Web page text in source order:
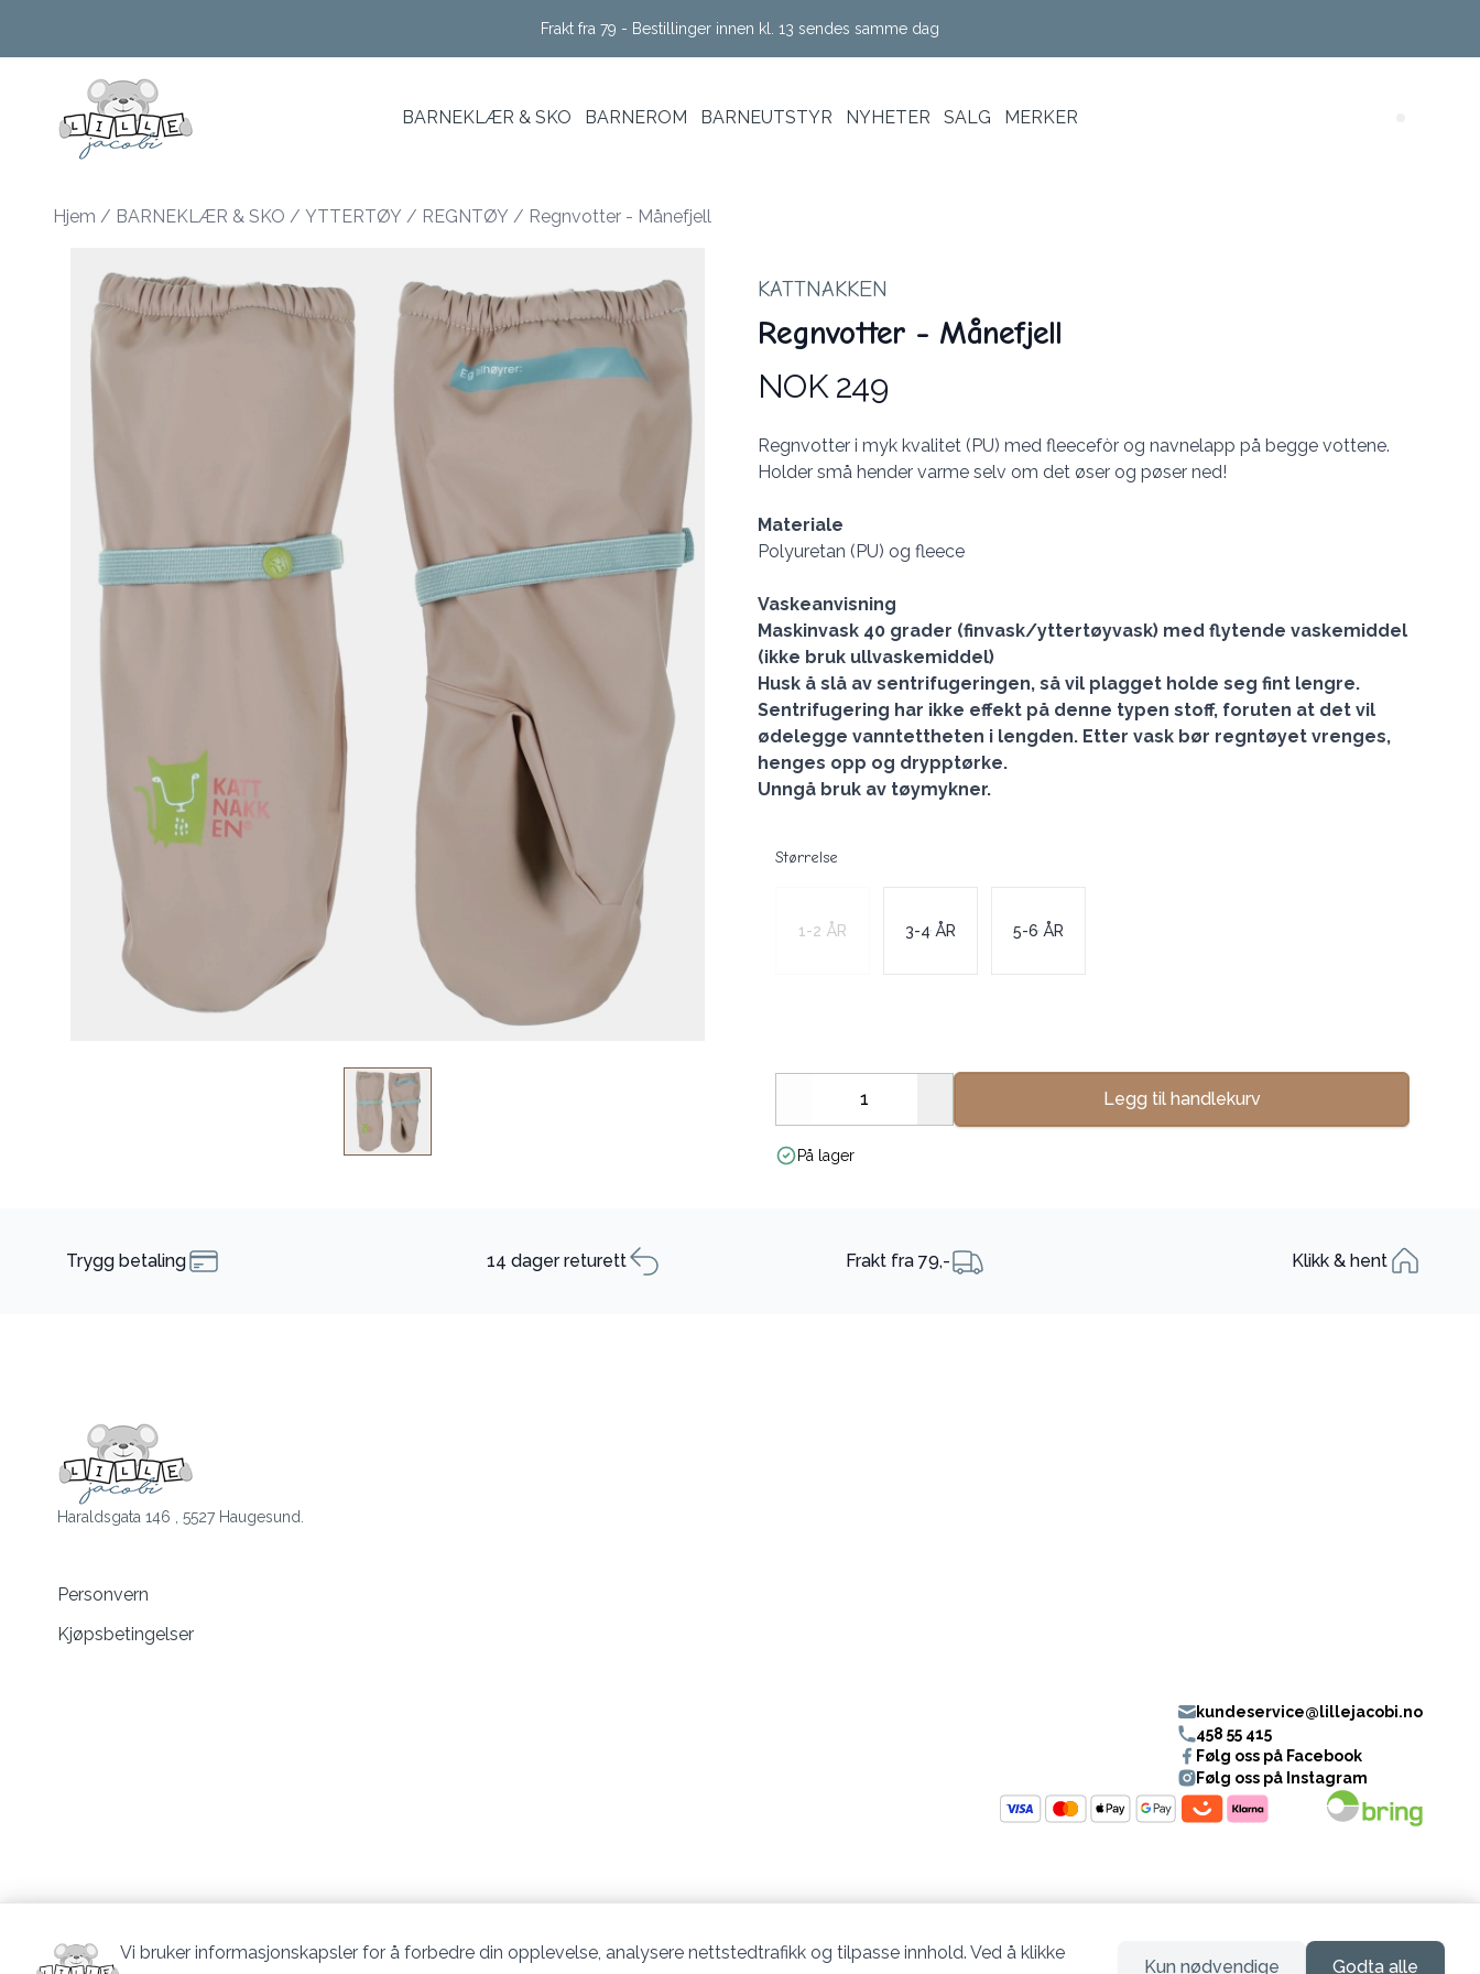
Frakt fra 79 - Bestillinger innen kl. 13 sendes samme dag
BARNEKLÆR & SKO BARNEROM BARNEUTSTYR NYHETER SALG MERKER
Hjem / BARNEKLÆR & SKO / YTTERTØY / REGNTØY / Regnvotter - Månefjell
KATTNAKKEN
Regnvotter - Månefjell
Produktdetaljer
NOK 249
Description
Regnvotter i myk kvalitet (PU) med fleecefòr og navnelapp på begge vottene.
Holder små hender varme selv om det øser og pøser ned!
Materiale
Polyuretan (PU) og fleece
Vaskeanvisning
Maskinvask 40 grader (finvask/yttertøyvask) med flytende vaskemiddel
(ikke bruk ullvaskemiddel)
Husk å slå av sentrifugeringen, så vil plagget holde seg fint lengre.
Sentrifugering har ikke effekt på denne typen stoff, foruten at det vil
ødelegge vanntettheten i lengden. Etter vask bør regntøyet vrenges,
henges opp og drypptørke.
Unngå bruk av tøymykner.
Størrelse
Velg en Størrelse
1-2 ÅR 3-4 ÅR 5-6 ÅR
Decrease
Legg til handlekurv
På lager
Trygg betaling 14 dager returett Frakt fra 79,- Klikk & hent
Haraldsgata 146 , 5527 Haugesund.
Personvern
Kjøpsbetingelser
kundeservice@lillejacobi.no
458 55 415
Følg oss på Facebook
Følg oss på Instagram
Vi bruker informasjonskapsler for å forbedre din opplevelse, analysere nettstedtrafikk og tilpasse innhold. Ved å klikke
Kun nødvendige Godta alle